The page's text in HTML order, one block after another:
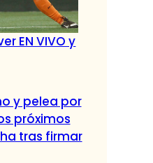
EN VIVO y
y pelea por
próximos
tras firmar